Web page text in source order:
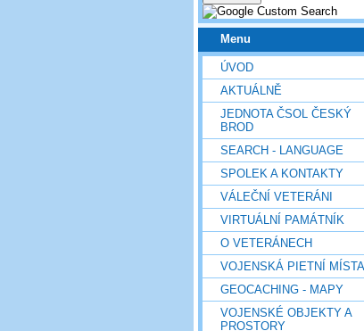
Menu
ÚVOD
AKTUÁLNĚ
JEDNOTA ČSOL ČESKÝ
BROD
SEARCH - LANGUAGE
SPOLEK A KONTAKTY
VÁLEČNÍ VETERÁNI
VIRTUÁLNÍ PAMÁTNÍK
O VETERÁNECH
VOJENSKÁ PIETNÍ MÍSTA
GEOCACHING - MAPY
VOJENSKÉ OBJEKTY A
PROSTORY